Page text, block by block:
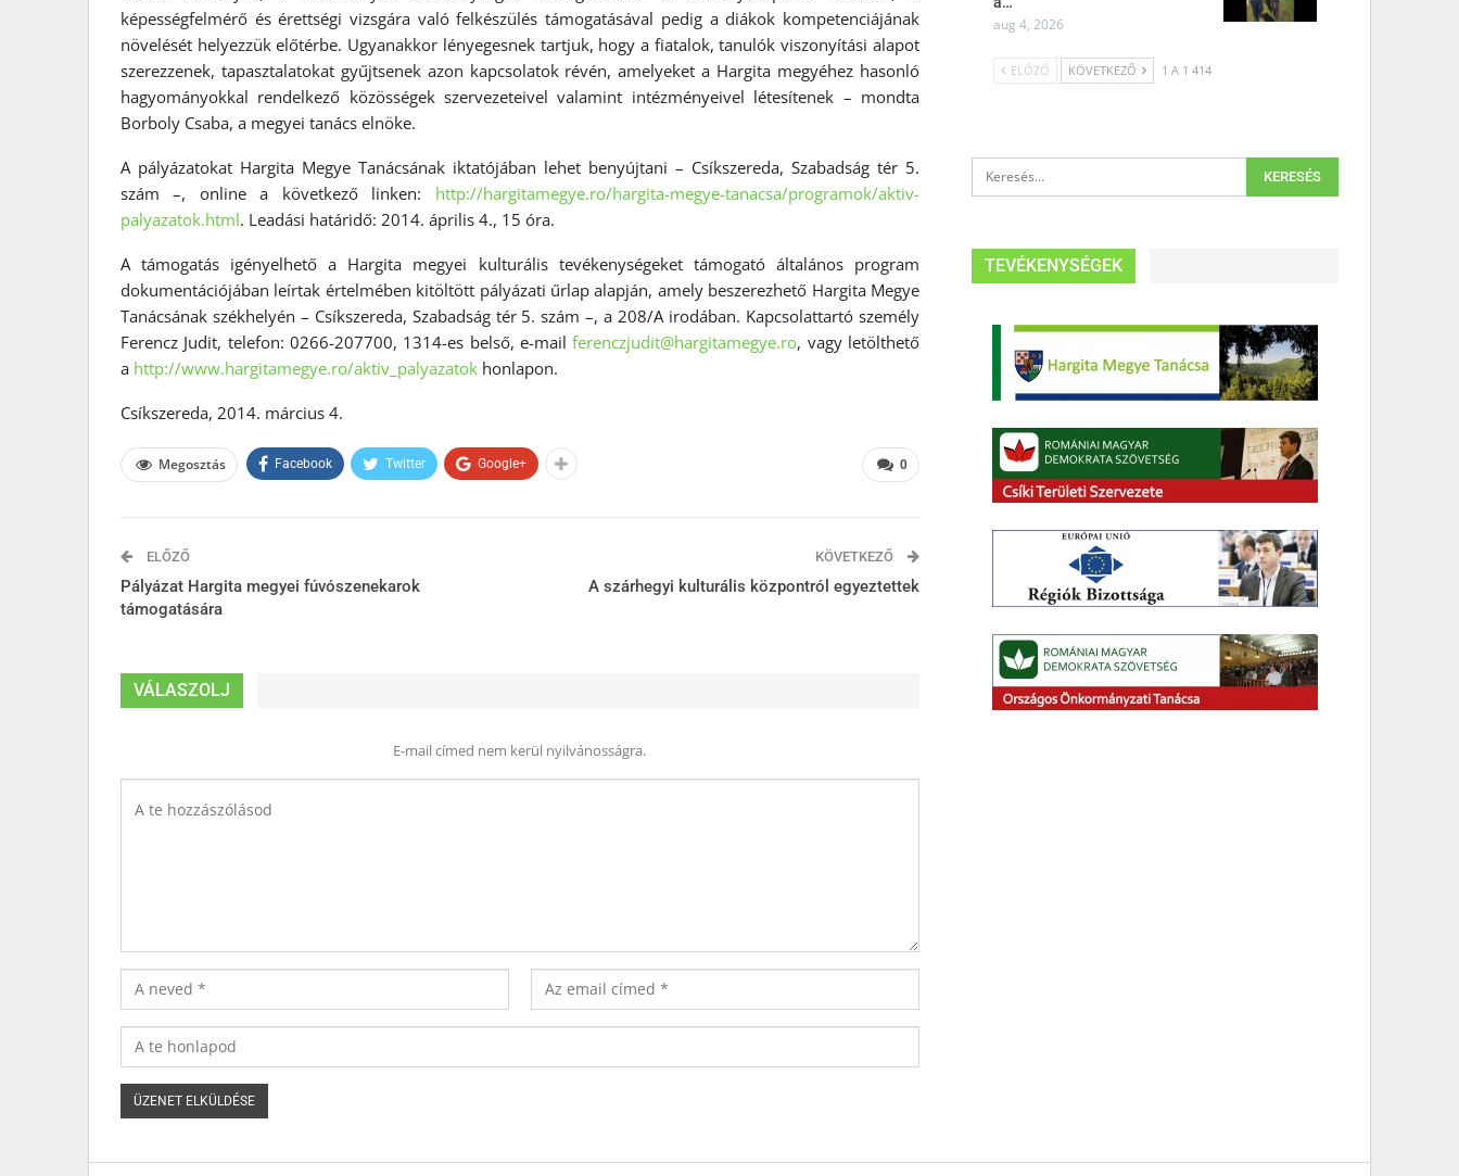
képességfelmérő és érettségi vizsgára való felkészülés támogatásával pedig a diákok kompetenciájának
növelését helyezzük előtérbe. Ugyanakkor lényegesnek tartjuk, hogy a fiatalok, tanulók viszonyítási alapot
szerezzenek, tapasztalatokat gyűjtsenek azon kapcsolatok révén, amelyeket a Hargita megyéhez hasonló
hagyományokkal rendelkező közösségek szervezeteivel valamint intézményeivel létesítenek – mondta
Borboly Csaba, a megyei tanács elnöke.
A pályázatokat Hargita Megye Tanácsának iktatójában lehet benyújtani – Csíkszereda, Szabadság tér 5.
szám –, online a következő linken: http://hargitamegye.ro/hargita-megye-tanacsa/programok/aktiv-
palyazatok.html. Leadási határidő: 2014. április 4., 15 óra.
A támogatás igényelhető a Hargita megyei kulturális tevékenységeket támogató általános program
dokumentációjában leírtak értelmében kitöltött pályázati űrlap alapján, amely beszerezhető Hargita Megye
Tanácsának székhelyén – Csíkszereda, Szabadság tér 5. szám –, a 208/A irodában. Kapcsolattartó személy
Ferencz Judit, telefon: 0266-207700, 1314-es belső, e-mailferenczjudit@hargitamegye.ro, vagy letölthető
a http://www.hargitamegye.ro/aktiv_palyazatok honlapon.
Csíkszereda, 2014. március 4.
0
Megosztás Facebook Twitter Google+
ELŐZŐ
Pályázat Hargita megyei fúvószenekarok
támogatására
KÖVETKEZŐ
A szárhegyi kulturális központról egyeztettek
VÁLASZOLJ
E-mail címed nem kerül nyilvánosságra.
aug 4, 2026
ELŐZŐ KÖVETKEZŐ 1 A 1 414
TEVÉKENYSÉGEK